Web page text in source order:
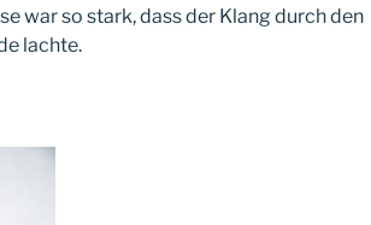
war so stark, dass der Klang durch den
lachte.